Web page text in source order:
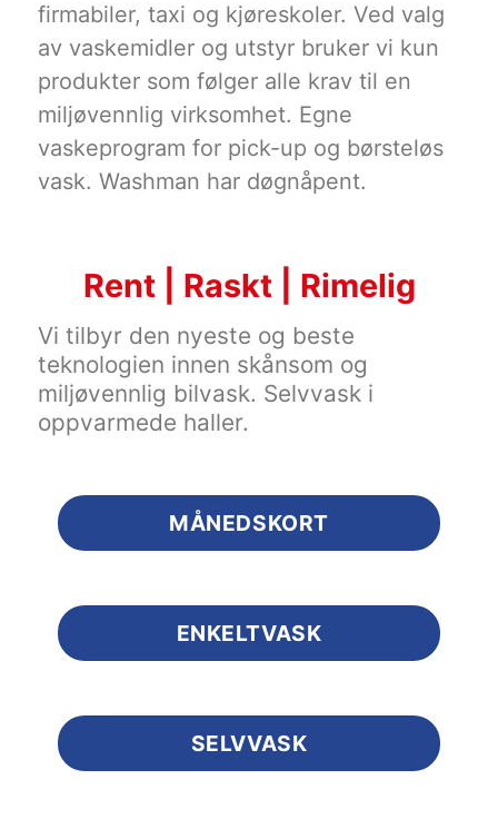
firmabiler, taxi og kjøreskoler. Ved valg
av vaskemidler og utstyr bruker vi kun
produkter som følger alle krav til en
miljøvennlig virksomhet. Egne
vaskeprogram for pick-up og børsteløs
vask. Washman har døgnåpent.
Rent | Raskt | Rimelig
Vi tilbyr den nyeste og beste
teknologien innen skånsom og
miljøvennlig bilvask. Selvvask i
oppvarmede haller.
MÅNEDSKORT
ENKELTVASK
SELVVASK